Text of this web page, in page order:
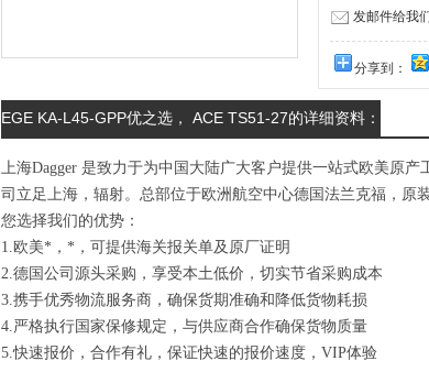
发邮件给我
分享到：
EGE KA-L45-GPP优之选， ACE TS51-27的详细资料：
上海Dagger 是致力于为中国大陆广大客户提供一站式欧美原
司立足上海，辐射。总部位于欧洲航空中心德国法兰克福，原
您选择我们的优势：
1.欧美*，*，可提供海关报关单及原厂证明
2.德国公司源头采购，享受本土低价，切实节省采购成本
3.携手优秀物流服务商，确保货期准确和降低货物耗损
4.严格执行国家保修规定，与供应商合作确保货物质量
5.快速报价，合作有礼，保证快速的报价速度，VIP体验